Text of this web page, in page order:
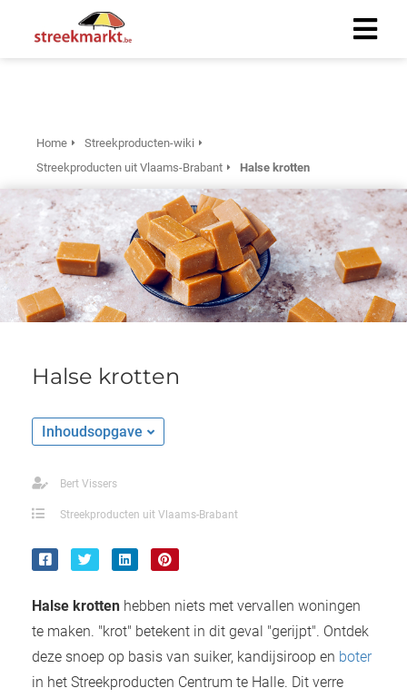
Home
Streekproducten-wiki
Streekproducten uit Vlaams-Brabant
Halse krotten
Halse krotten
Inhoudsopgave
Bert Vissers
Streekproducten uit Vlaams-Brabant
Halse krotten hebben niets met vervallen woningen
te maken. "krot" betekent in dit geval "gerijpt". Ontdek
deze snoep op basis van suiker, kandijsiroop en boter
in het Streekproducten Centrum te Halle. Dit verre